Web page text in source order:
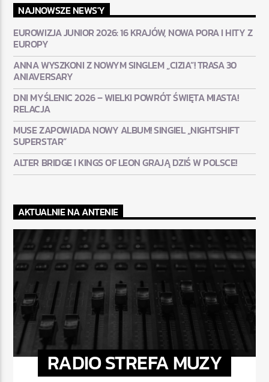
NAJNOWSZE NEWS'Y
EUROWIZJA JUNIOR 2026: 16 KRAJÓW, NOWA PORA I HITY Z
EUROPY
ANNA WYSZKONI Z NOWYM SINGLEM „CIZIA”! TRASA 30
ANIAVERSARY
DNI MYŚLENIC 2026 – WIELKI POWRÓT ŚWIĘTA MIASTA!
RELACJA
MUSE ZAPOWIADA NOWY ALBUM! SINGIEL „NIGHTSHIFT
SUPERSTAR”
ALTER BRIDGE I KINGS OF LEON GRAJĄ DZIŚ W POLSCE!
AKTUALNIE NA ANTENIE
RADIO STREFA MUZY